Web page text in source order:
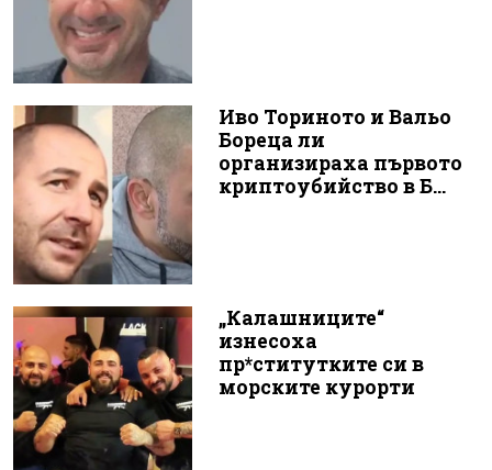
Иво Ториното и Вальо
Бореца ли
организираха първото
криптоубийство в Б...
„Калашниците“
изнесоха
пр*ститутките си в
морските курорти